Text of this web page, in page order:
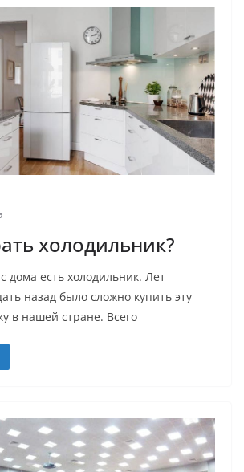
холодильник?
дома есть холодильник. Лет
назад было сложно купить эту
в нашей стране. Всего